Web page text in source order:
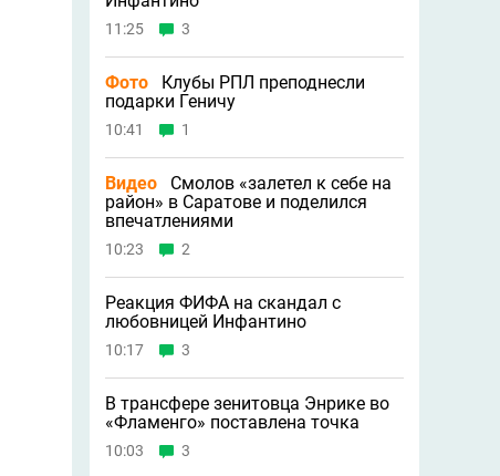
11:25 3
Фото
Клубы РПЛ преподнесли
подарки Геничу
10:41 1
Видео
Смолов «залетел к себе на
район» в Саратове и поделился
впечатлениями
10:23 2
Реакция ФИФА на скандал с
любовницей Инфантино
10:17 3
В трансфере зенитовца Энрике во
«Фламенго» поставлена точка
10:03 3